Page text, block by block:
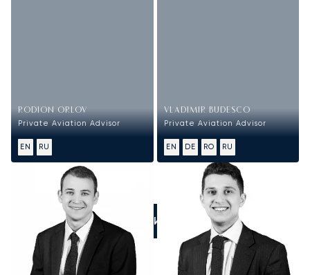
RODION ORLOV
Private Aviation Advisor
EN RU
VLADIMIR BUDESCO
Private Aviation Advisor
EN DE RO RU
ПОЗВОНИТЕ НАМ